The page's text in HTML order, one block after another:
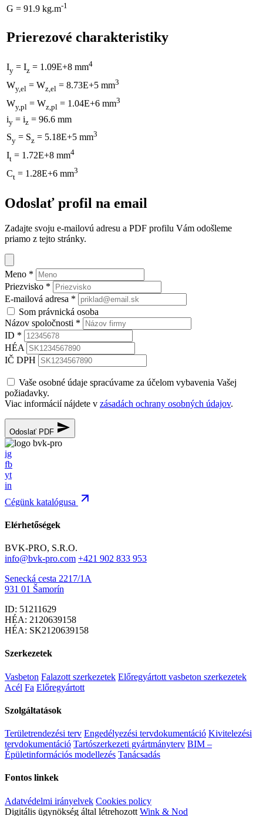
G = 91.9 kg.m-1
Prierezové charakteristiky
Iy = Iz = 1.09E+8 mm4
Wy,el = Wz,el = 8.73E+5 mm3
Wy,pl = Wz,pl = 1.04E+6 mm3
iy = iz = 96.6 mm
Sy = Sz = 5.18E+5 mm3
It = 1.72E+8 mm4
Ct = 1.28E+6 mm3
Odoslať profil na email
Zadajte svoju e-mailovú adresu a PDF profilu Vám odošleme
priamo z tejto stránky.
Meno *
Priezvisko *
E-mailová adresa *
Som právnická osoba
Názov spoločnosti *
ID *
HÉA
IČ DPH
Vaše osobné údaje spracúvame za účelom vybavenia Vašej
požiadavky.
Viac informácií nájdete v zásadách ochrany osobných údajov.
Odoslať PDF
ig
fb
yt
in
Cégünk katalógusa
Elérhetőségek
BVK-PRO, S.R.O.
info@bvk-pro.com +421 902 833 953
Senecká cesta 2217/1A
931 01 Šamorín
ID: 51211629
HÉA: 2120639158
HÉA: SK2120639158
Szerkezetek
Vasbeton Falazott szerkezetek Előregyártott vasbeton szerkezetek
Acél Fa Előregyártott
Szolgáltatások
Területrendezési terv Engedélyezési tervdokumentáció Kivitelezési
tervdokumentáció Tartószerkezeti gyártmányterv BIM –
Épületinformációs modellezés Tanácsadás
Fontos linkek
Adatvédelmi irányelvek Cookies policy
Digitális ügynökség által létrehozott Wink & Nod